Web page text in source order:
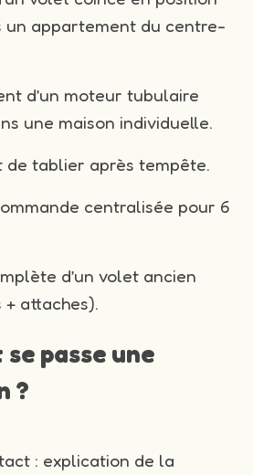
un appartement du centre-
d’un moteur tubulaire
une maison individuelle.
de tablier après tempête.
centralisée pour 6
d’un volet ancien
+ attaches).
se passe une
?
: explication de la